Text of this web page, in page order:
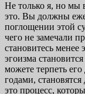
Не только я, но мы
это. Вы должны
поглощении этой
чего не замечали
становитесь
эгоизма
можете терпеть
годами,
это процесс,